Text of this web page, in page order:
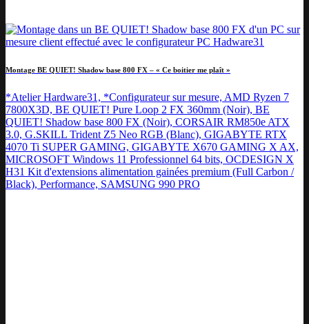
Montage BE QUIET! Shadow base 800 FX – « Ce boitier me plaît »
*Atelier Hardware31, *Configurateur sur mesure, AMD Ryzen 7
7800X3D, BE QUIET! Pure Loop 2 FX 360mm (Noir), BE
QUIET! Shadow base 800 FX (Noir), CORSAIR RM850e ATX
3.0, G.SKILL Trident Z5 Neo RGB (Blanc), GIGABYTE RTX
4070 Ti SUPER GAMING, GIGABYTE X670 GAMING X AX,
MICROSOFT Windows 11 Professionnel 64 bits, OCDESIGN X
H31 Kit d'extensions alimentation gainées premium (Full Carbon /
Black), Performance, SAMSUNG 990 PRO